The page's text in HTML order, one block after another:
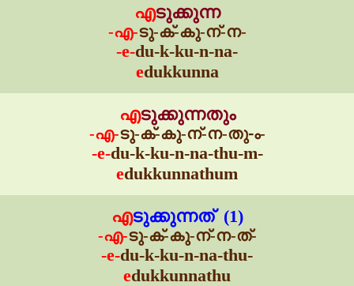
എടുക്കുന്ന
-എ-ടു-ക്-കു-ന്-ന-
-e-du-k-ku-n-na-
edukkunna
എടുക്കുന്നതും
-എ-ടു-ക്-കു-ന്-ന-തു-ം-
-e-du-k-ku-n-na-thu-m-
edukkunnathum
എടുക്കുന്നത് (1)
-എ-ടു-ക്-കു-ന്-ന-ത്-
-e-du-k-ku-n-na-thu-
edukkunnathu